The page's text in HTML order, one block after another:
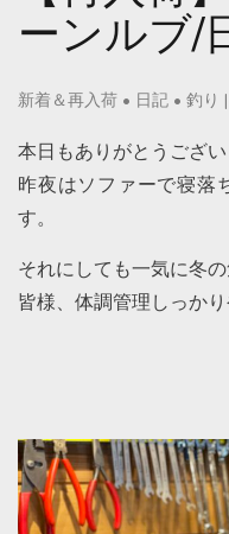
ーンルブ/
新着＆再入荷 • 日記 • 釣り |
本日もありがとうござい
昨夜はソファーで寝落
す。
それにしても一気に冬
皆様、体調管理しっか